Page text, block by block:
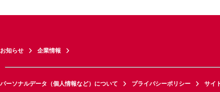
お知らせ 企業情報
パーソナルデータ（個人情報など）について プライバシーポリシー
サイ